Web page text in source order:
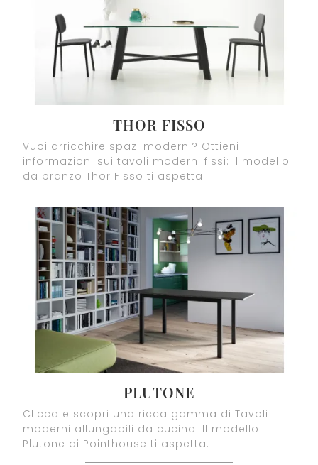
THOR FISSO
Vuoi arricchire spazi moderni? Ottieni
informazioni sui tavoli moderni fissi: il modello
da pranzo Thor Fisso ti aspetta.
PLUTONE
Clicca e scopri una ricca gamma di Tavoli
moderni allungabili da cucina! Il modello
Plutone di Pointhouse ti aspetta.